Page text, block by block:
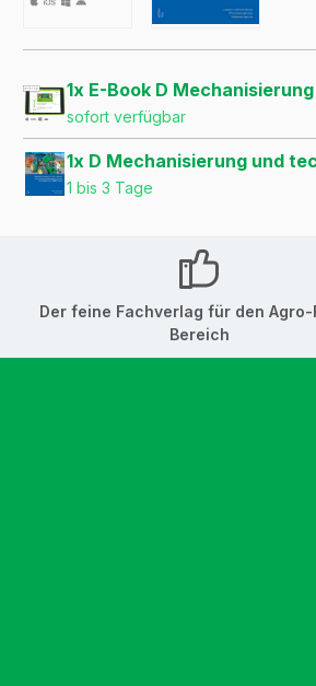
1x E-Book D
sofort verfügbar
1x D Mechanisierung und
1 bis 3 Tage
Der feine Fachverlag für den Agro-
Bereich